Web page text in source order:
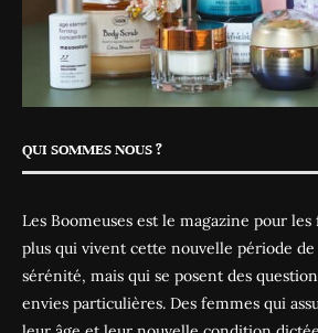
QUI SOMMES NOUS ?
Les Boomeuses est le magazine pour
plus qui vivent cette nouvelle période
sérénité, mais qui se posent des
envies particulières. Des femmes qui